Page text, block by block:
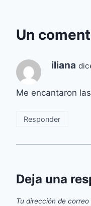
Un
iliana
Me encantaron
Responder
Deja una
Tu dirección de